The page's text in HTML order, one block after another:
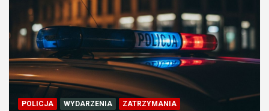
POLICJA WYDARZENIA ZATRZYMANIA